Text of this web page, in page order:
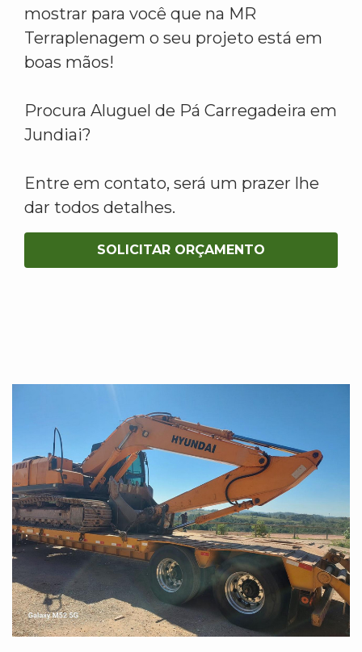
mostrar para você que na MR
Terraplenagem o seu projeto está em
boas mãos!
Procura Aluguel de Pá Carregadeira em
Jundiai?
Entre em contato, será um prazer lhe
dar todos detalhes.
SOLICITAR ORÇAMENTO